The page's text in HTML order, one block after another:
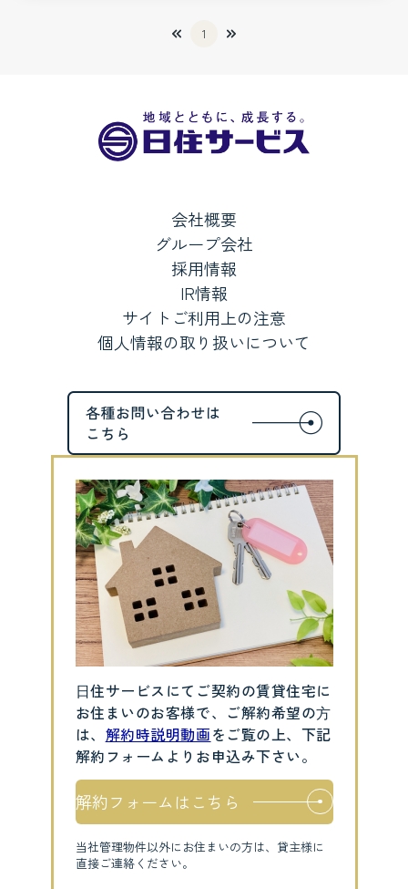
1
会社概要
グループ会社
採用情報
IR情報
サイトご利用上の注意
個人情報の取り扱いについて
⽇住サービスにてご契約の賃貸住宅に
お住まいのお客様で、ご解約希望の⽅
は、 解約時説明動画をご覧の上、下記
解約フォームよりお申込み下さい。
解約フォームはこちら
当社管理物件以外にお住まいの方は、貸主様に
直接ご連絡ください。